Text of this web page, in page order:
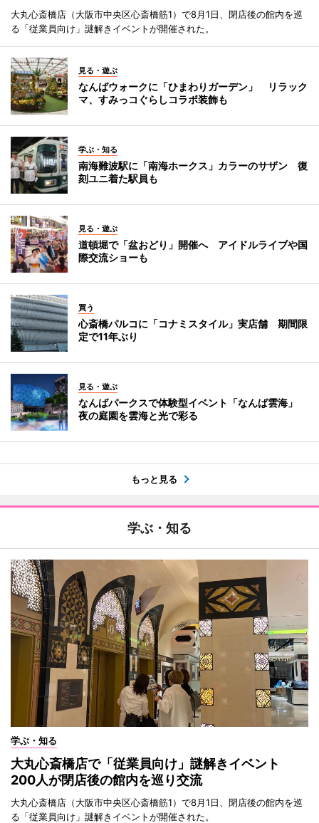
大丸心斎橋店（大阪市中央区心斎橋筋1）で8月1日、閉店後の館内を巡
る「従業員向け」謎解きイベントが開催された。
見る・遊ぶ
なんばウォークに「ひまわりガーデン」 リラック
マ、すみっコぐらしコラボ装飾も
学ぶ・知る
南海難波駅に「南海ホークス」カラーのサザン 復
刻ユニ着た駅員も
見る・遊ぶ
道頓堀で「盆おどり」開催へ アイドルライブや国
際交流ショーも
買う
心斎橋パルコに「コナミスタイル」実店舗 期間限
定で11年ぶり
見る・遊ぶ
なんばパークスで体験型イベント「なんば雲海」
夜の庭園を雲海と光で彩る
もっと見る
学ぶ・知る
学ぶ・知る
大丸心斎橋店で「従業員向け」謎解きイベント
200人が閉店後の館内を巡り交流
大丸心斎橋店（大阪市中央区心斎橋筋1）で8月1日、閉店後の館内を巡
る「従業員向け」謎解きイベントが開催された。